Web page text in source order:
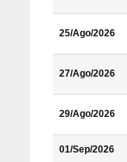
25/Ago/2026
27/Ago/2026
29/Ago/2026
01/Sep/2026